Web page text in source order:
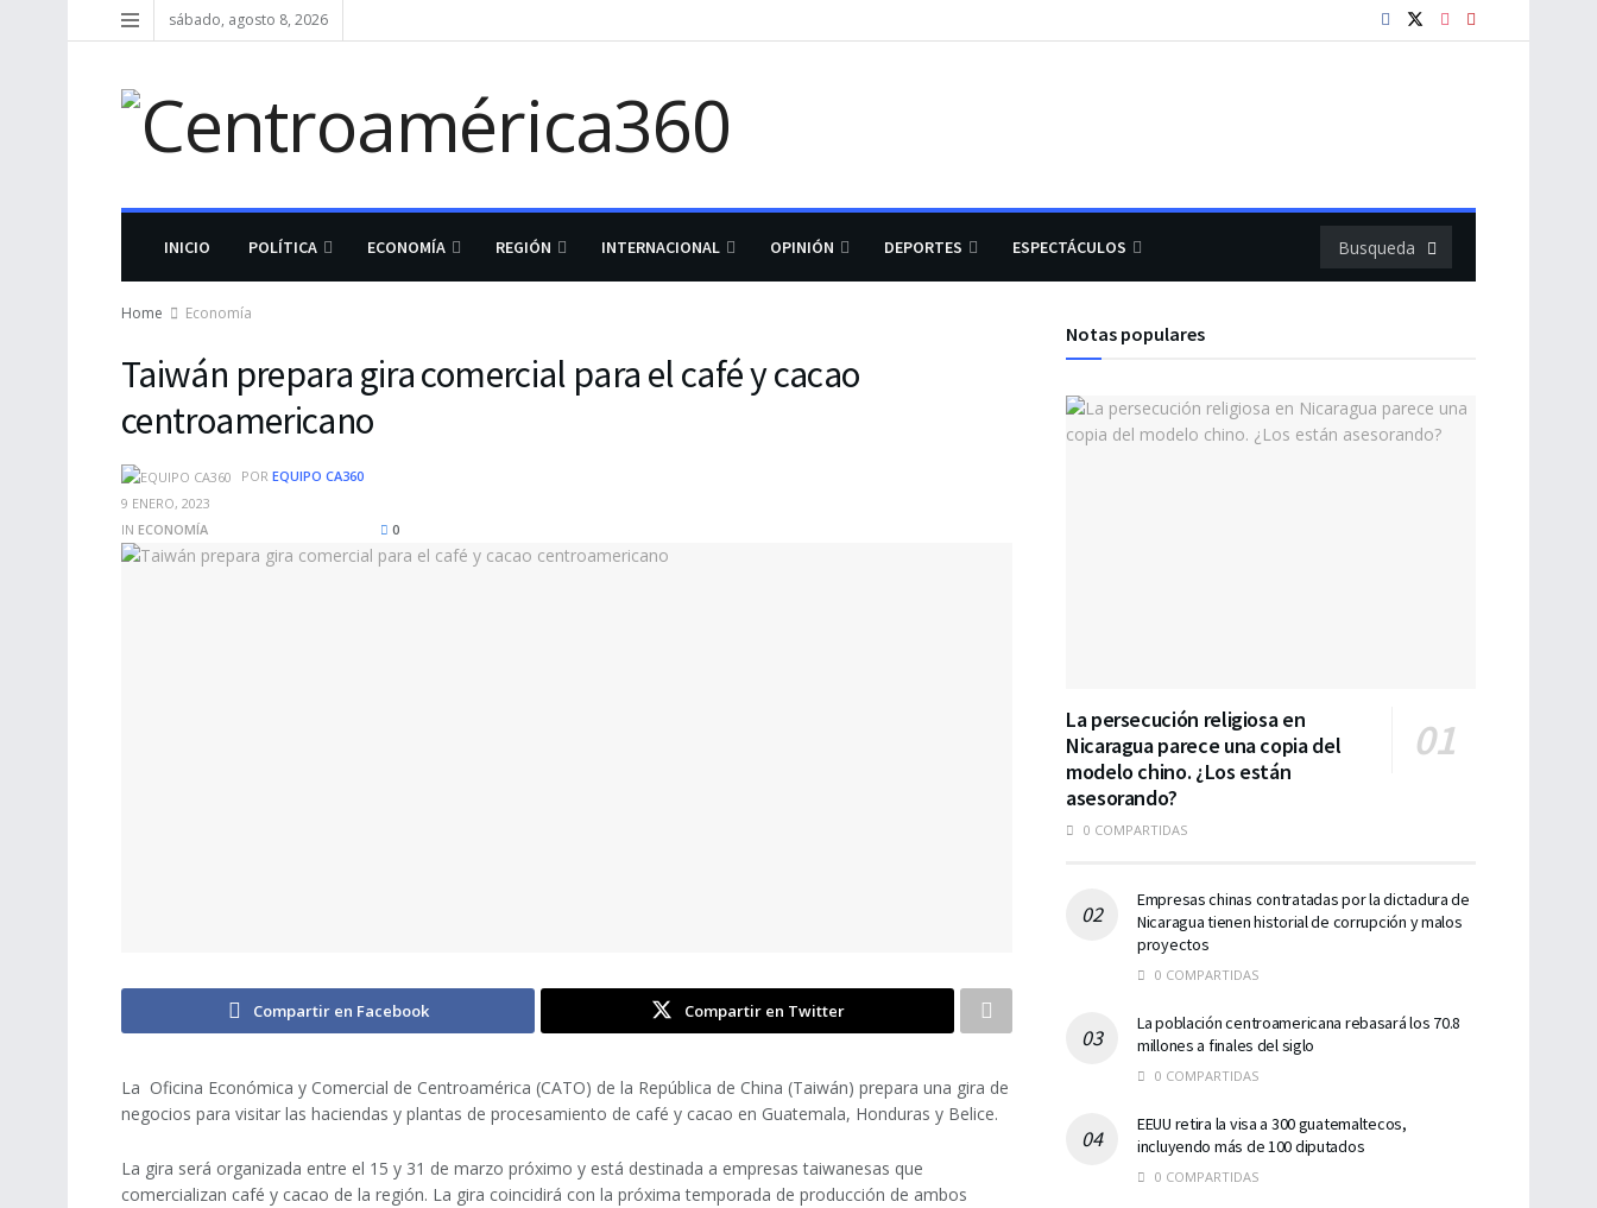
sábado, agosto 8, 2026
INICIO POLÍTICA ECONOMÍA REGIÓN INTERNACIONAL OPINIÓN DEPORTES ESPECTÁCULOS
Home Economía
Taiwán prepara gira comercial para el café y cacao
centroamericano
POR EQUIPO CA360
9 ENERO, 2023
IN ECONOMÍA 0
Compartir en Facebook Compartir en Twitter
La Oficina Económica y Comercial de Centroamérica (CATO) de la República de China (Taiwán) prepara una gira de
negocios para visitar las haciendas y plantas de procesamiento de café y cacao en Guatemala, Honduras y Belice.
La gira será organizada entre el 15 y 31 de marzo próximo y está destinada a empresas taiwanesas que
comercializan café y cacao de la región. La gira coincidirá con la próxima temporada de producción de ambos
Notas populares
La persecución religiosa en
Nicaragua parece una copia del
modelo chino. ¿Los están
asesorando?
0 COMPARTIDAS
Empresas chinas contratadas por la dictadura de
Nicaragua tienen historial de corrupción y malos
proyectos
0 COMPARTIDAS
La población centroamericana rebasará los 70.8
millones a finales del siglo
0 COMPARTIDAS
EEUU retira la visa a 300 guatemaltecos,
incluyendo más de 100 diputados
0 COMPARTIDAS